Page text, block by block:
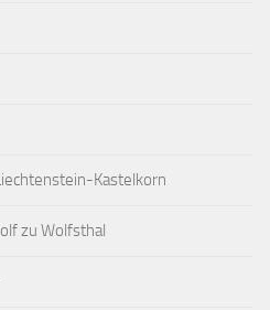
Kastelkorn
zu Wolfsthal